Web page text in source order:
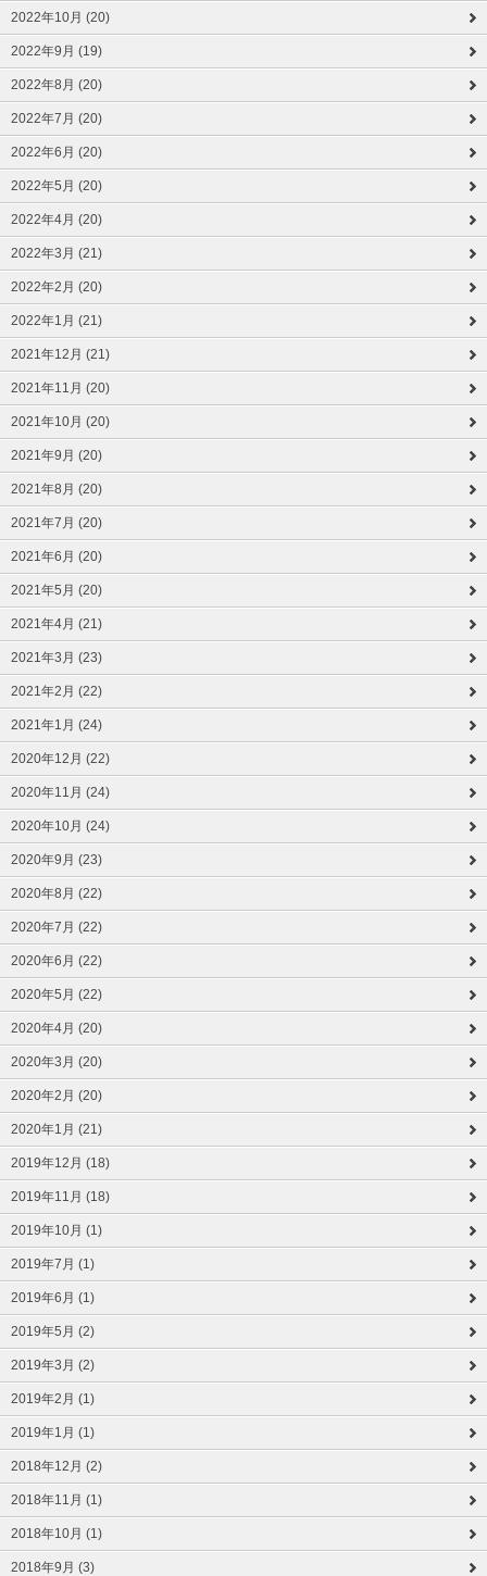
2022年10月 (20)
2022年9月 (19)
2022年8月 (20)
2022年7月 (20)
2022年6月 (20)
2022年5月 (20)
2022年4月 (20)
2022年3月 (21)
2022年2月 (20)
2022年1月 (21)
2021年12月 (21)
2021年11月 (20)
2021年10月 (20)
2021年9月 (20)
2021年8月 (20)
2021年7月 (20)
2021年6月 (20)
2021年5月 (20)
2021年4月 (21)
2021年3月 (23)
2021年2月 (22)
2021年1月 (24)
2020年12月 (22)
2020年11月 (24)
2020年10月 (24)
2020年9月 (23)
2020年8月 (22)
2020年7月 (22)
2020年6月 (22)
2020年5月 (22)
2020年4月 (20)
2020年3月 (20)
2020年2月 (20)
2020年1月 (21)
2019年12月 (18)
2019年11月 (18)
2019年10月 (1)
2019年7月 (1)
2019年6月 (1)
2019年5月 (2)
2019年3月 (2)
2019年2月 (1)
2019年1月 (1)
2018年12月 (2)
2018年11月 (1)
2018年10月 (1)
2018年9月 (3)